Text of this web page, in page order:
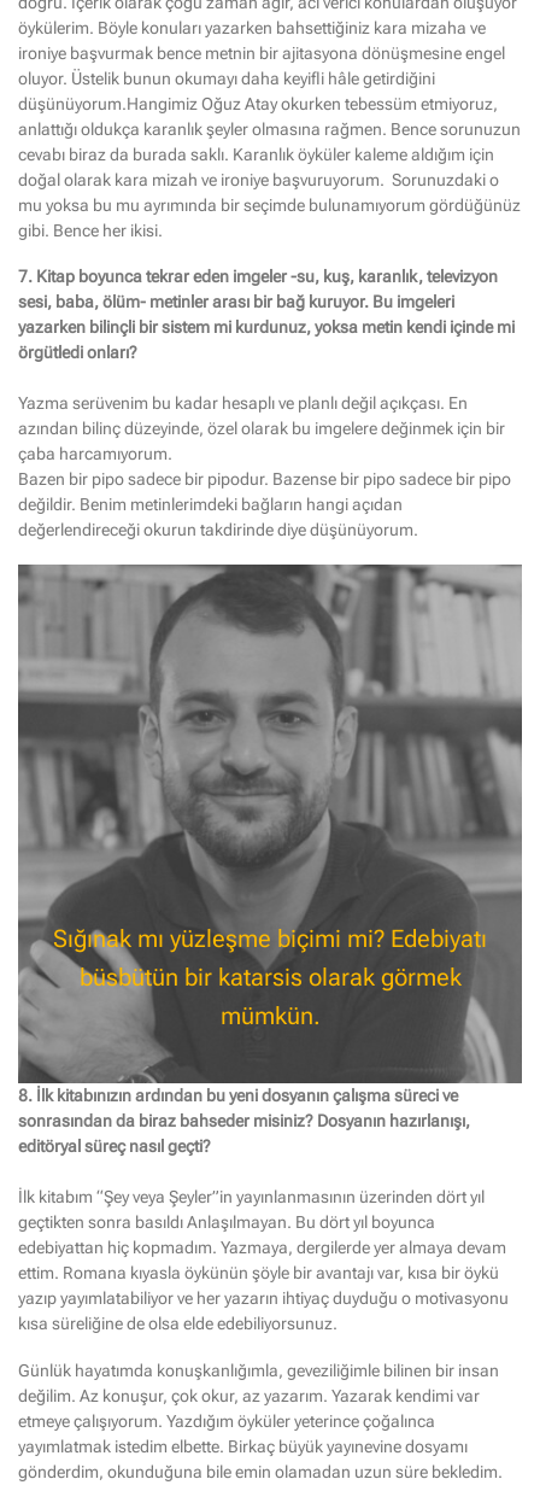
öykülerim. Böyle konuları yazarken bahsettiğiniz kara mizaha ve
ironiye başvurmak bence metnin bir ajitasyona dönüşmesine engel
oluyor. Üstelik bunun okumayı daha keyifli hâle getirdiğini
düşünüyorum.Hangimiz Oğuz Atay okurken tebessüm etmiyoruz,
anlattığı oldukça karanlık şeyler olmasına rağmen. Bence sorunuzun
cevabı biraz da burada saklı. Karanlık öyküler kaleme aldığım için
doğal olarak kara mizah ve ironiye başvuruyorum. Sorunuzdaki o
mu yoksa bu mu ayrımında bir seçimde bulunamıyorum gördüğünüz
gibi. Bence her ikisi.
7. Kitap boyunca tekrar eden imgeler -su, kuş, karanlık, televizyon
sesi, baba, ölüm- metinler arası bir bağ kuruyor. Bu imgeleri
yazarken bilinçli bir sistem mi kurdunuz, yoksa metin kendi içinde mi
örgütledi onları?
Yazma serüvenim bu kadar hesaplı ve planlı değil açıkçası. En
azından bilinç düzeyinde, özel olarak bu imgelere değinmek için bir
çaba harcamıyorum.
Bazen bir pipo sadece bir pipodur. Bazense bir pipo sadece bir pipo
değildir. Benim metinlerimdeki bağların hangi açıdan
değerlendireceği okurun takdirinde diye düşünüyorum.
Sığınak mı yüzleşme biçimi mi? Edebiyatı
büsbütün bir katarsis olarak görmek
mümkün.
8. İlk kitabınızın ardından bu yeni dosyanın çalışma süreci ve
sonrasından da biraz bahseder misiniz? Dosyanın hazırlanışı,
editöryal süreç nasıl geçti?
İlk kitabım “Şey veya Şeyler”in yayınlanmasının üzerinden dört yıl
geçtikten sonra basıldı Anlaşılmayan. Bu dört yıl boyunca
edebiyattan hiç kopmadım. Yazmaya, dergilerde yer almaya devam
ettim. Romana kıyasla öykünün şöyle bir avantajı var, kısa bir öykü
yazıp yayımlatabiliyor ve her yazarın ihtiyaç duyduğu o motivasyonu
kısa süreliğine de olsa elde edebiliyorsunuz.
Günlük hayatımda konuşkanlığımla, geveziliğimle bilinen bir insan
değilim. Az konuşur, çok okur, az yazarım. Yazarak kendimi var
etmeye çalışıyorum. Yazdığım öyküler yeterince çoğalınca
yayımlatmak istedim elbette. Birkaç büyük yayınevine dosyamı
gönderdim, okunduğuna bile emin olamadan uzun süre bekledim.